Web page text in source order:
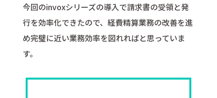
今回のinvoxシリーズの導入で請求書の受領と発
行を効率化できたので、経費精算業務の改善を進
め完璧に近い業務効率を図れればと思っていま
す。